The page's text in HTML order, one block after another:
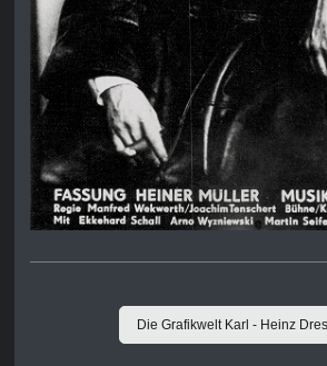
Die Grafikwelt Karl - Heinz